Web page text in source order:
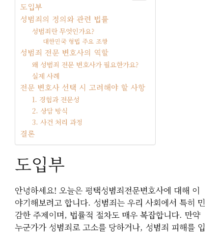
도입부
성범죄의 정의와 관련 법률
성범죄란 무엇인가요?
대한민국 형법 주요 조항
성범죄 전문 변호사의 역할
왜 성범죄 전문 변호사가 필요한가요?
실제 사례
전문 변호사 선택 시 고려해야 할 사항
1. 경험과 전문성
2. 상담 방식
3. 사건 처리 과정
결론
도입부
안녕하세요! 오늘은 평택성범죄전문변호사에 대해 이
야기해보려고 합니다. 성범죄는 우리 사회에서 특히 민
감한 주제이며, 법률적 절차도 매우 복잡합니다. 만약
누군가가 성범죄로 고소를 당하거나, 성범죄 피해를 입